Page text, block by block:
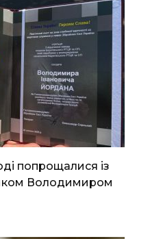
попрощалися із
Володимиром